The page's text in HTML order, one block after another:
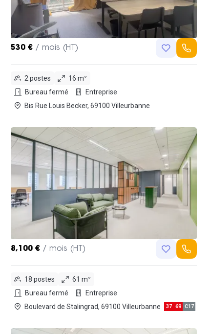
530 € / mois (HT)
2 postes
16 m²
Bureau fermé
Entreprise
Bis Rue Louis Becker, 69100 Villeurbanne
8,100 € / mois (HT)
18 postes
61 m²
Bureau fermé
Entreprise
Boulevard de Stalingrad, 69100 Villeurbanne
37 69 C17